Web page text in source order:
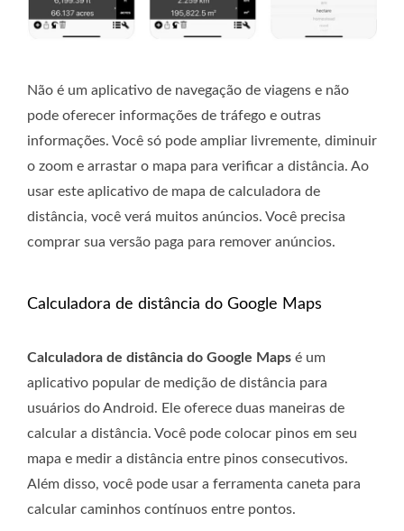
Não é um aplicativo de navegação de viagens e não
pode oferecer informações de tráfego e outras
informações. Você só pode ampliar livremente, diminuir
o zoom e arrastar o mapa para verificar a distância. Ao
usar este aplicativo de mapa de calculadora de
distância, você verá muitos anúncios. Você precisa
comprar sua versão paga para remover anúncios.
Calculadora de distância do Google Maps
Calculadora de distância do Google Maps é um
aplicativo popular de medição de distância para
usuários do Android. Ele oferece duas maneiras de
calcular a distância. Você pode colocar pinos em seu
mapa e medir a distância entre pinos consecutivos.
Além disso, você pode usar a ferramenta caneta para
calcular caminhos contínuos entre pontos.